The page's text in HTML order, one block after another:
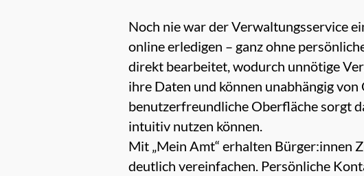
Noch nie war der Verwaltungsservice
online erledigen – ganz ohne
direkt bearbeitet, wodurch unnötige
ihre Daten und können unabhängig
benutzerfreundliche Oberfläche sorgt
intuitiv nutzen können.
Mit „Mein Amt“ erhalten Bürger:innen
deutlich vereinfachen. Persönliche